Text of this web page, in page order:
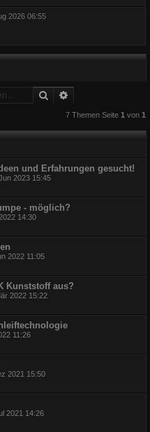
2026 06:55
Suche
7 Themen Seite 1 von 1
und Erfahrungen gesucht!
2023 15:45
- möglich?
14:30
2022 11:05
Kunststoff aus?
2022 15:22
11:26
2021 15:50
2021 14:26